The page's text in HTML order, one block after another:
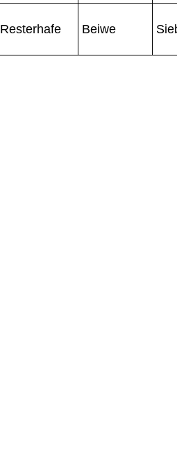
Resterhafe Beiwe